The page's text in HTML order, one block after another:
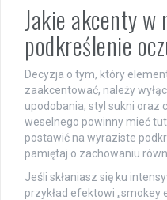
Jakie akcenty
podkreślenie
Decyzja o tym, który
zaakcentować, należy
upodobania, styl sukni oraz
weselnego powinny mieć
postawić na wyraziste
pamiętaj o zachowaniu
Jeśli skłaniasz się ku
przykład efektowi „smokey